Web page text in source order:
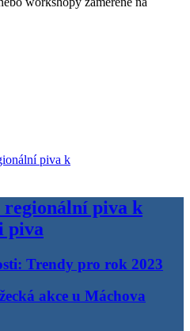
piva k
piva
Trendy pro rok 2023
akce u Máchova